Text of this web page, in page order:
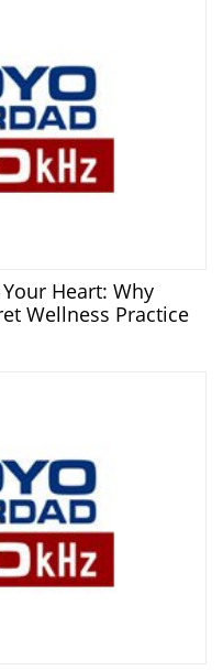
Heart: Why
Wellness Practice